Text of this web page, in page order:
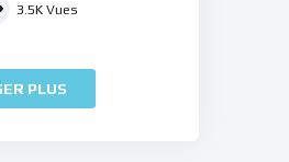
3.5K Vues
PLUS